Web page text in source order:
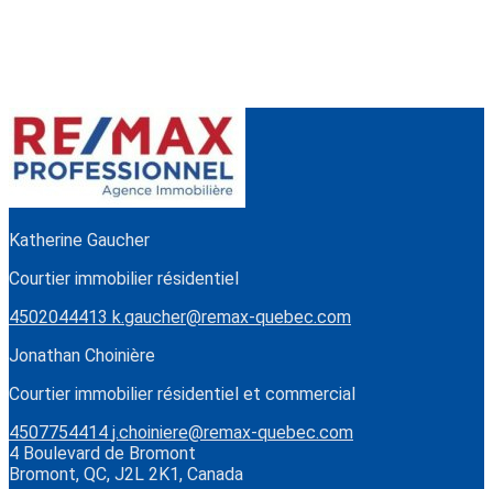
Katherine Gaucher
Courtier immobilier résidentiel
4502044413 k.gaucher@remax-quebec.com
Jonathan Choinière
Courtier immobilier résidentiel et commercial
4507754414 j.choiniere@remax-quebec.com
4 Boulevard de Bromont
Bromont, QC, J2L 2K1, Canada